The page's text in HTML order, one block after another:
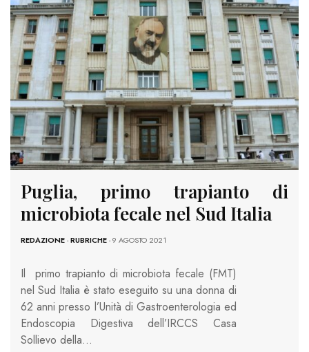
Puglia, primo trapianto di
microbiota fecale nel Sud Italia
REDAZIONE-RUBRICHE- 9 AGOSTO 2021
Il primo trapianto di microbiota fecale (FMT)
nel Sud Italia è stato eseguito su una donna di
62 anni presso l’Unità di Gastroenterologia ed
Endoscopia Digestiva dell’IRCCS Casa
Sollievo della…